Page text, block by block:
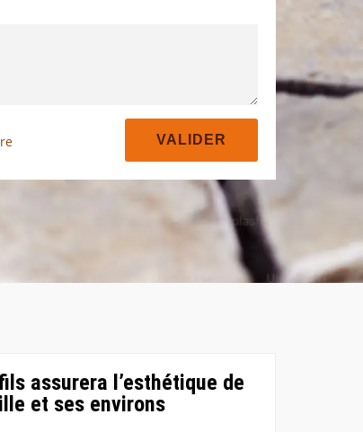
assurera l’esthétique de
et ses environs